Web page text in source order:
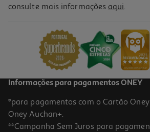
consulte mais informações aqui.
Informações para pagamentos ONEY
*para pagamentos com o Cartão
Oney Auchan+.
**Campanha Sem Juros para